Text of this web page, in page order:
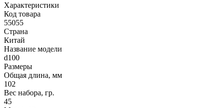
Характеристики
Код товара
55055
Страна
Китай
Название модели
d100
Размеры
Общая длина, мм
102
Вес набора, гр.
45